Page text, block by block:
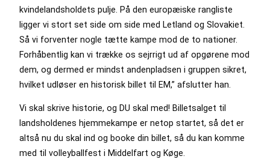
kvindelandsholdets pulje. På den europæiske rangliste
ligger vi stort set side om side med Letland og Slovakiet.
Så vi forventer nogle tætte kampe mod de to nationer.
Forhåbentlig kan vi trække os sejrrigt ud af opgørene mod
dem, og dermed er mindst andenpladsen i gruppen sikret,
hvilket udløser en historisk billet til EM,” afslutter han.
Vi skal skrive historie, og DU skal med! Billetsalget til
landsholdenes hjemmekampe er netop startet, så det er
altså nu du skal ind og booke din billet, så du kan komme
med til volleyballfest i Middelfart og Køge.